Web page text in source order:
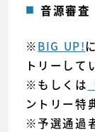
音源審査
※BIG UP!
トリーして
※もしくは
ントリー特
※予選通過